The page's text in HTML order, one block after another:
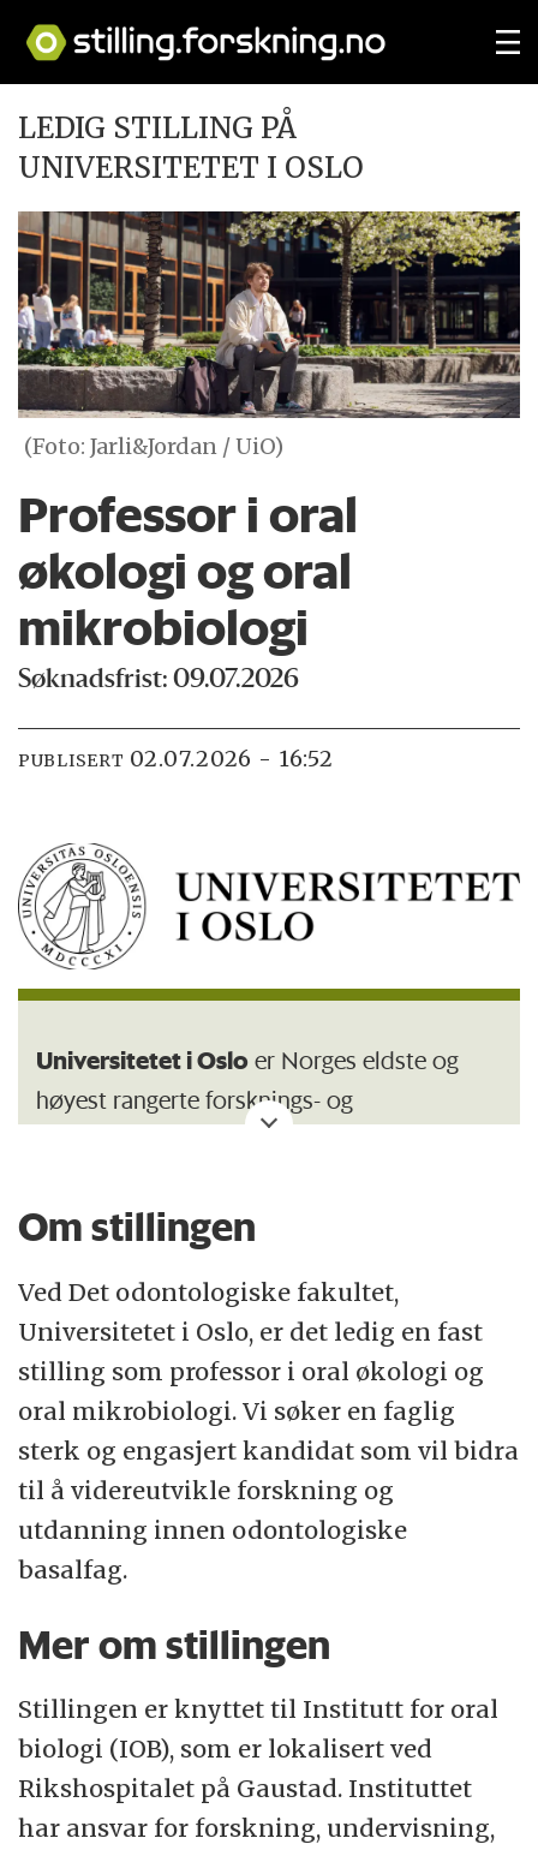
LEDIG STILLING PÅ
UNIVERSITETET I OSLO
(Foto: Jarli&Jordan / UiO)
Professor i oral
økologi og oral
mikrobiologi
Søknadsfrist: 09.07.2026
PUBLISERT 02.07.2026 - 16:52
Universitetet i Oslo er Norges eldste og
høyest rangerte forsknings- og
internasjonalt anerkjente forskningsmiljøer
gjør UiO til en viktig samfunnsaktør.
Institutt for oral biologi (IOB)har
beliggenhet ved Rikshospitalet på Gaustad,
men er tilknyttet Det odontologiske fakultet.
Instituttet driver forskning innen områdene
anatomi, fysiologi, cellebiologi, biokjemi,
mikrobiologi og immunologi samt
undervisning i prekliniske basalfag og
ca 50 ansatte.
Om stillingen
Ved Det odontologiske fakultet,
Universitetet i Oslo, er det ledig en fast
stilling som professor i oral økologi og
oral mikrobiologi. Vi søker en faglig
sterk og engasjert kandidat som vil bidra
til å videreutvikle forskning og
utdanning innen odontologiske
basalfag.
Mer om stillingen
Stillingen er knyttet til Institutt for oral
biologi (IOB), som er lokalisert ved
Rikshospitalet på Gaustad. Instituttet
har ansvar for forskning, undervisning,